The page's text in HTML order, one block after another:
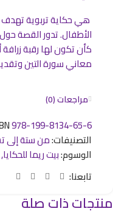
هي حكاية تربوية تهدف
الأطفال. تدور القصة
كأن تكون لها رقبة
معاني سورة التين
مراجعات (0)
978-199-8134-65-6
التصنيفات:من ستة إلى
الوسوم:بيت ريما للحكايا,
تابعنا:
منتجات ذات صلة